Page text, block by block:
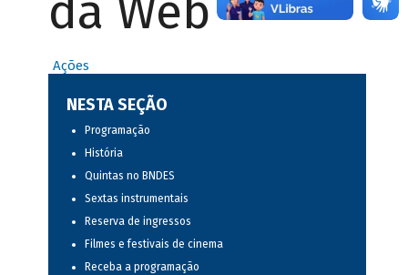
da Web
Ações
NESTA SEÇÃO
Programação
História
Quintas no BNDES
Sextas instrumentais
Reserva de ingressos
Filmes e festivais de cinema
Receba a programação